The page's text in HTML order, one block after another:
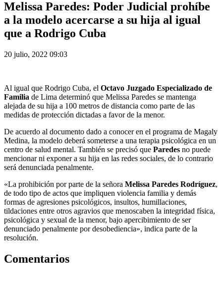
Melissa Paredes: Poder Judicial prohíbe
a la modelo acercarse a su hija al igual
que a Rodrigo Cuba
20 julio, 2022 09:03
Al igual que Rodrigo Cuba, el Octavo Juzgado Especializado de
Familia de Lima determinó que Melissa Paredes se mantenga
alejada de su hija a 100 metros de distancia como parte de las
medidas de protección dictadas a favor de la menor.
De acuerdo al documento dado a conocer en el programa de Magaly
Medina, la modelo deberá someterse a una terapia psicológica en un
centro de salud mental. También se precisó que Paredes no puede
mencionar ni exponer a su hija en las redes sociales, de lo contrario
será denunciada penalmente.
«La prohibición por parte de la señora Melissa Paredes Rodríguez,
de todo tipo de actos que impliquen violencia familia y demás
formas de agresiones psicológicos, insultos, humillaciones,
tildaciones entre otros agravios que menoscaben la integridad física,
psicológica y sexual de la menor, bajo apercibimiento de ser
denunciado penalmente por desobediencia», indica parte de la
resolución.
Comentarios